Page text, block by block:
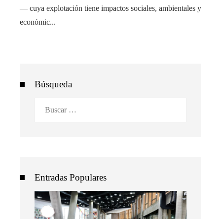
— cuya explotación tiene impactos sociales, ambientales y
económic...
Búsqueda
Entradas Populares